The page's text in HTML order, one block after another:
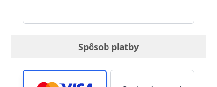
Spôsob platby